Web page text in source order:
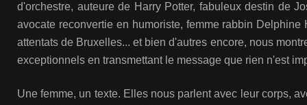
d'orchestre, auteure de Harry Potter, fabuleux destin de
avocate reconvertie en humoriste, femme rabbin Delphine
attentats de Bruxelles... et bien d'autres encore, nous
exceptionnels en transmettant le message que rien n'est
Une femme, un texte. Elles nous parlent avec leur corps,